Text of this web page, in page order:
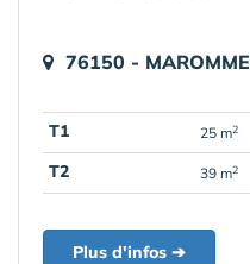
76150 - MAROMME
T1 25 m2
T2
39 m2
Plus d'infos ➔